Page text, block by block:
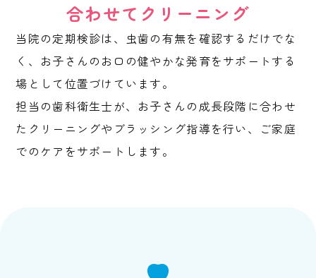
合わせてクリーニング
当院の定期検診は、虫歯の有無を確認するだけでな
く、お子さんのお口の健やかな発育をサポートする
場として位置づけています。
担当の歯科衛生士が、お子さんの成長段階に合わせ
たクリーニングやブラッシング指導を行い、ご家庭
でのケアをサポートします。